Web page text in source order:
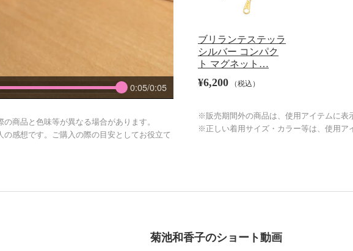
0:05/0:05
商品と色味等が異なる場合があります。
感想です。ご購入の際の目安としてお役立て
ブリランテステッラ
シルバー コンパク
ト マグネット…
¥6,200 （税込）
※販売期間外の商品は、使用アイテムに表
※正しい着用サイズ・カラー等は、使用ア
菊池和香子のショート動画